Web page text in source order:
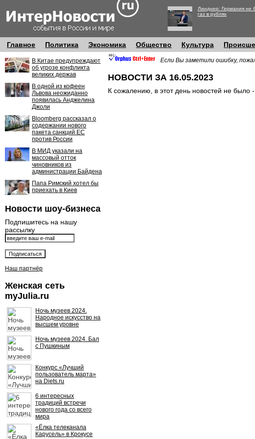
Линднер: Германия не
газ в рублях
Главное Политика Экономика Общество Культура
В Китае предупреждают
об угрозе конфликта
великих держав
В одной из кофеен
Львова неожиданно
появилась Анджелина
Джоли
Bloomberg рассказал о
содержании нового
пакета санкций ЕС
против России
В МИД указали на
массовый отток
чиновников из
администрации Байдена
Папа Римский хотел бы
приехать в Киев
Новости шоу-бизнеса
Подпишитесь на нашу
рассылку
Наш партнёр
Женская сеть
myJulia.ru
Ночь музеев 2024.
Народное искусство на
высшем уровне
Ночь музеев 2024. Бал
с Пушкиным
Конкурс «Лучший
пользователь марта»
на Diets.ru
6 интересных
традиций встречи
нового года со всего
мира
«Ёлка телеканала
Карусель» в Крокусе
Если Вы заметили ошибку,
НОВОСТИ ЗА 16.05.2023
К сожалению, в этот день новостей не было